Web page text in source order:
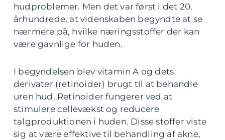
hudproblemer. Men det var først i det 20.
århundrede, at videnskaben begyndte at se
nærmere på, hvilke næringsstoffer der kan
være gavnlige for huden.
I begyndelsen blev vitamin A og dets
derivater (retinoider) brugt til at behandle
uren hud. Retinoider fungerer ved at
stimulere cellevækst og reducere
talgproduktionen i huden. Disse stoffer viste
sig at være effektive til behandling af akne,